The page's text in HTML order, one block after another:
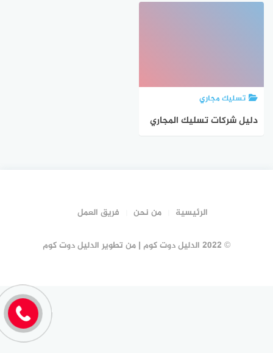
تسليك مجاري
دليل شركات تسليك المجاري
الرئيسية من نحن فريق العمل
© 2022 الدليل دوت كوم | من تطوير الدليل دوت كوم